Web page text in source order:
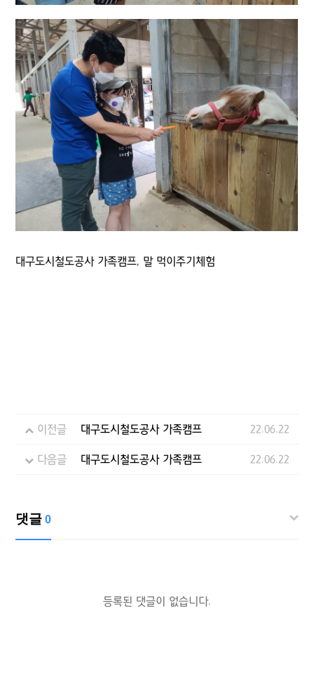
대구도시철도공사 가족캠프, 말 먹이주기체험
이전글 대구도시철도공사 가족캠프 22.06.22
다음글 대구도시철도공사 가족캠프 22.06.22
댓글 0
등록된 댓글이 없습니다.